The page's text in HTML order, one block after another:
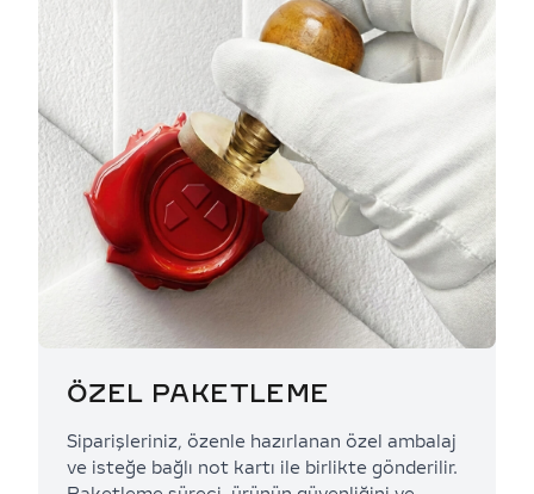
ÖZEL PAKETLEME
Siparişleriniz, özenle hazırlanan özel ambalaj
ve isteğe bağlı not kartı ile birlikte gönderilir.